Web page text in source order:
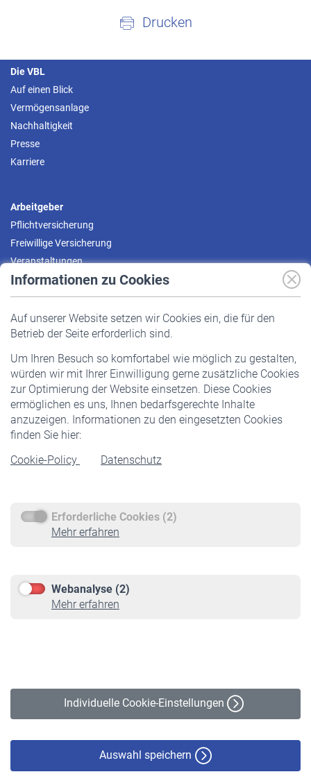
Informationen zu Cookies
Auf unserer Website setzen wir Cookies ein, die für den
Betrieb der Seite erforderlich sind.
Um Ihren Besuch so komfortabel wie möglich zu gestalten,
würden wir mit Ihrer Einwilligung gerne zusätzliche Cookies
zur Optimierung der Website einsetzen. Diese Cookies
ermöglichen es uns, Ihnen bedarfsgerechte Inhalte
anzuzeigen. Informationen zu den eingesetzten Cookies
finden Sie hier:
Cookie-Policy
Datenschutz
Erforderliche Cookies (2)
Mehr erfahren
Webanalyse (2)
Mehr erfahren
Individuelle Cookie-Einstellungen
Auswahl speichern
Drucken
Die VBL
Auf einen Blick
Vermögensanlage
Nachhaltigkeit
Presse
Karriere
Arbeitgeber
Pflichtversicherung
Freiwillige Versicherung
Veranstaltungen
Pflichtversicherung
Staatliche Förderung
Veranstaltungen
Rentner
Rentenbeginn
Rente beantragen
Service
Informationen
Online-Rechner
VBLnewsletter
Erklärung zur Barrierefreiheit